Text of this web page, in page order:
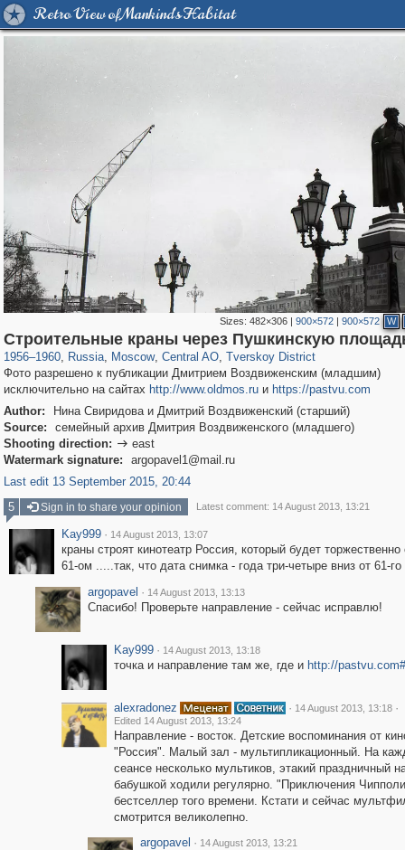
Retro View of Mankind's Habitat
Sizes: 482×306| 900×572| 900×572 W
Строительные краны через Пушкинскую
1956–1960, Russia
1,406,242 29,243
, Moscow
319,779 8,286
, Central AO
159,978 5,916
, Tverskoy District
53,034 2,283
Фото разрешено к публикации Дмитрием Воздвиженским (младшим)
исключительно на сайтах http://www.oldmos.ruи https://pastvu.com
Author:
Нина Свиридова и Дмитрий Воздвиженский (старший)
Source:
семейный архив Дмитрия Воздвиженского (младшего)
Shooting direction:  east
Watermark signature:
argopavel1@mail.ru
Last edit 13 September 2015, 20:44
5
Sign in to share your opinion Latest comment: 14 August 2013, 13:21
Kay999 · 14 August 2013, 13:07
краны строят кинотеатр Россия, который будет торжественно
61-ом .....так, что дата снимка - года три-четыре вниз от 61-го
argopavel · 14 August 2013, 13:13
Спасибо! Проверьте направление - сейчас исправлю!
Kay999 · 14 August 2013, 13:18
точка и направление там же, где и http://
alexradonez · 14 August 2013, 13:18 ·
Edited 14 August 2013, 13:24
Направление - восток. Детские воспоминания от
"Россия". Малый зал - мультипликационный. На
сеансе несколько мультиков, этакий праздничный
бабушкой ходили регулярно. "Приключения
бестселлер того времени. Кстати и сейчас
смотрится великолепно.
argopavel · 14 August 2013, 13:21